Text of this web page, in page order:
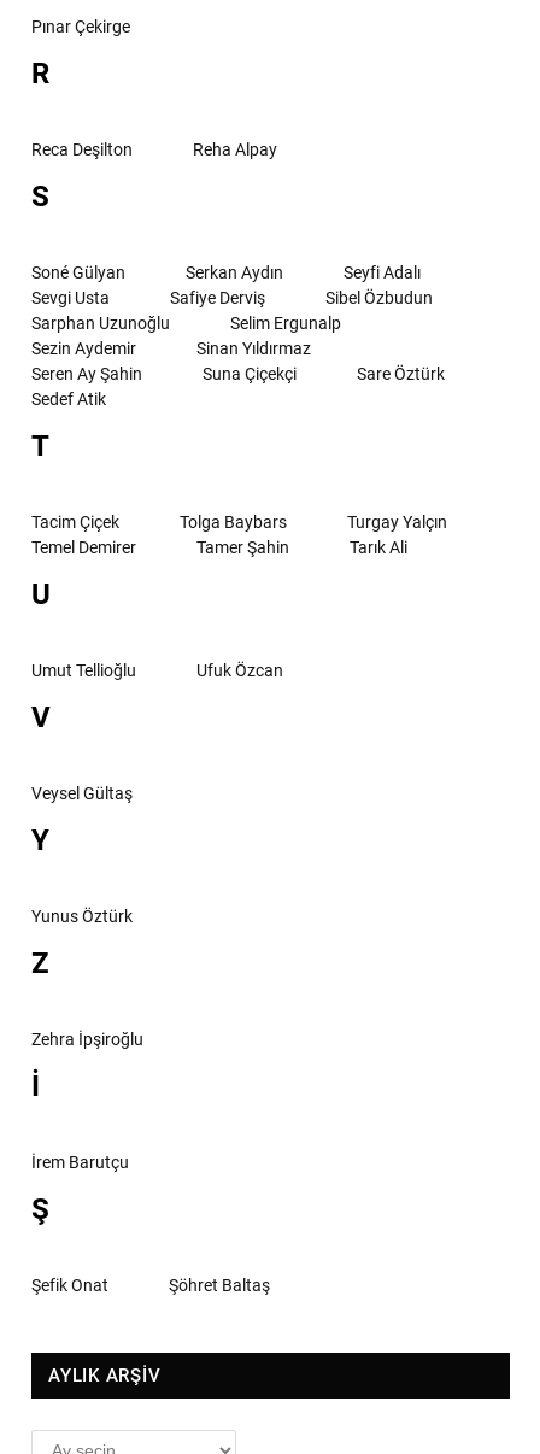
Pınar Çekirge
R
Reca Deşilton Reha Alpay
S
Soné Gülyan Serkan Aydın
Seyfi Adalı
Sevgi Usta
Safiye Derviş
Sibel Özbudun
Sarphan Uzunoğlu
Selim Ergunalp
Sezin Aydemir
Sinan Yıldırmaz
Seren Ay Şahin
Suna Çiçekçi
Sare Öztürk
Sedef Atik
T
Tacim Çiçek Tolga Baybars
Turgay Yalçın
Temel Demirer
Tamer Şahin Tarık Ali
U
Umut Tellioğlu Ufuk Özcan
V
Veysel Gültaş
Y
Yunus Öztürk
Z
Zehra İpşiroğlu
İ
İrem Barutçu
Ş
Şefik Onat Şöhret Baltaş
AYLIK ARŞİV
AYLIK